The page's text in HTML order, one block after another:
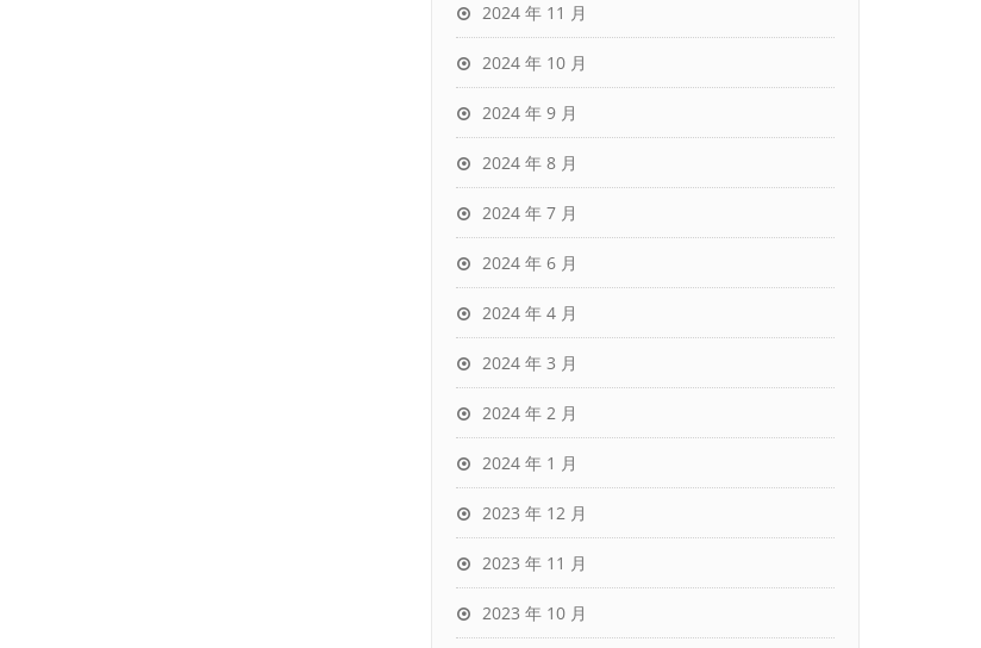
2024 年 11 月
2024 年 10 月
2024 年 9 月
2024 年 8 月
2024 年 7 月
2024 年 6 月
2024 年 4 月
2024 年 3 月
2024 年 2 月
2024 年 1 月
2023 年 12 月
2023 年 11 月
2023 年 10 月